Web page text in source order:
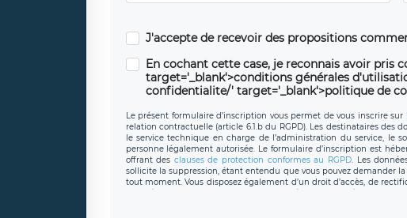
J'accepte de recevoir des propositions
En cochant cette case, je reconnais avoir pris
target='_blank'>conditions générales
confidentialite/' target='_blank'>politique de
Le présent formulaire d’inscription vous permet de vous inscrire
relation contractuelle (article 6.1.b du RGPD). Les destinataires des
le service technique en charge de l’administration du service, le
personne légalement autorisée. Le formulaire d’inscription est
offrant des clauses de protection conformes au RGPD. Les
sollicite la suppression, étant entendu que vous pouvez demander
tout moment. Vous disposez également d’un droit d’accès, de
caractère personnel, ainsi que d’un droit à la portabilité de vos
protection des données de LÉGAVOX qui exerce au siège